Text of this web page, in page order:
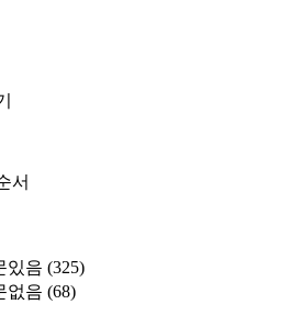
서
있음 (325)
없음 (68)